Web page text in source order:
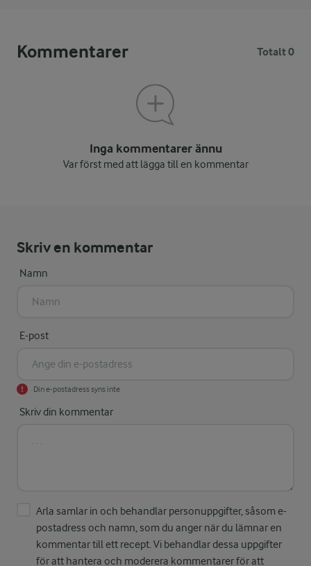
Kommentarer Totalt 0
Inga kommentarer ännu
Var först med att lägga till en kommentar
Skriv en kommentar
Namn
E-post
Din e-postadress syns inte
Skriv din kommentar
Arla samlar in och behandlar personuppgifter, såsom e-
postadress och namn, som du anger när du lämnar en
kommentar till ett recept. Vi behandlar dessa uppgifter
för att hantera och moderera kommentarer för att